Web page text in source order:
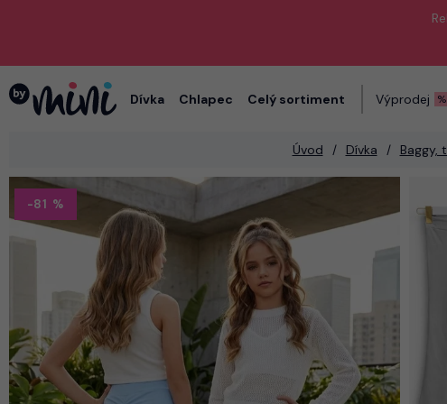
Dívka Chlapec Celý sortiment Výprodej
Úvod Dívka Baggy,
-81